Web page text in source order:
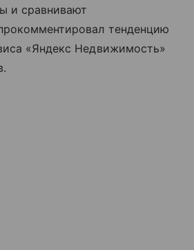
и сравнивают
тенденцию
«Яндекс Недвижимость»